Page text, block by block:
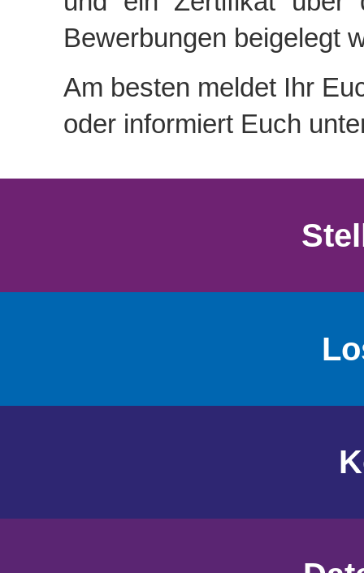
Bewerbungen beigelegt
Am besten meldet Ihr
oder informiert Euch